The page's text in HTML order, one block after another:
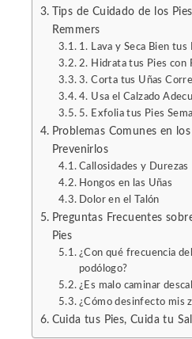
Tips de Cuidado de los
Remmers
1. Lava y Seca Bien tus
2. Hidrata tus Pies con
3. Corta tus Uñas
4. Usa el Calzado
5. Exfolia tus Pies
Problemas Comunes en
Prevenirlos
Callosidades y Durezas
Hongos en las Uñas
Dolor en el Talón
Preguntas Frecuentes
Pies
¿Con qué frecuencia
podólogo?
¿Es malo caminar
¿Cómo desinfecto mis
Cuida tus Pies, Cuida tu